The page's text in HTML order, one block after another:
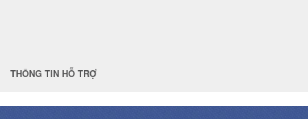
THÔNG TIN HỖ TRỢ